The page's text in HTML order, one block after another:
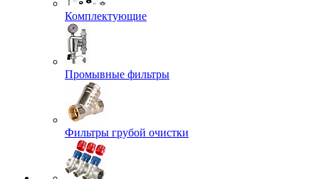
Комплектующие
Промывные фильтры
Фильтры грубой очистки